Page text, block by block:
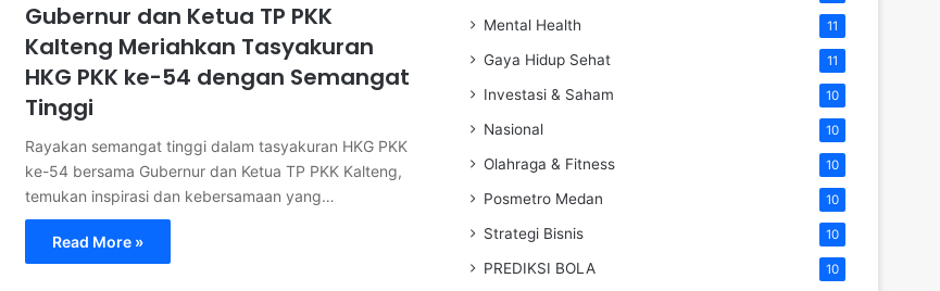
Gubernur dan Ketua TP PKK
Kalteng Meriahkan Tasyakuran
HKG PKK ke-54 dengan Semangat
Tinggi
Rayakan semangat tinggi dalam tasyakuran HKG PKK
ke-54 bersama Gubernur dan Ketua TP PKK Kalteng,
temukan inspirasi dan kebersamaan yang…
Read More »
Mental Health 11
Gaya Hidup Sehat 11
Investasi & Saham 10
Nasional 10
Olahraga & Fitness 10
Posmetro Medan 10
Strategi Bisnis 10
PREDIKSI BOLA 10